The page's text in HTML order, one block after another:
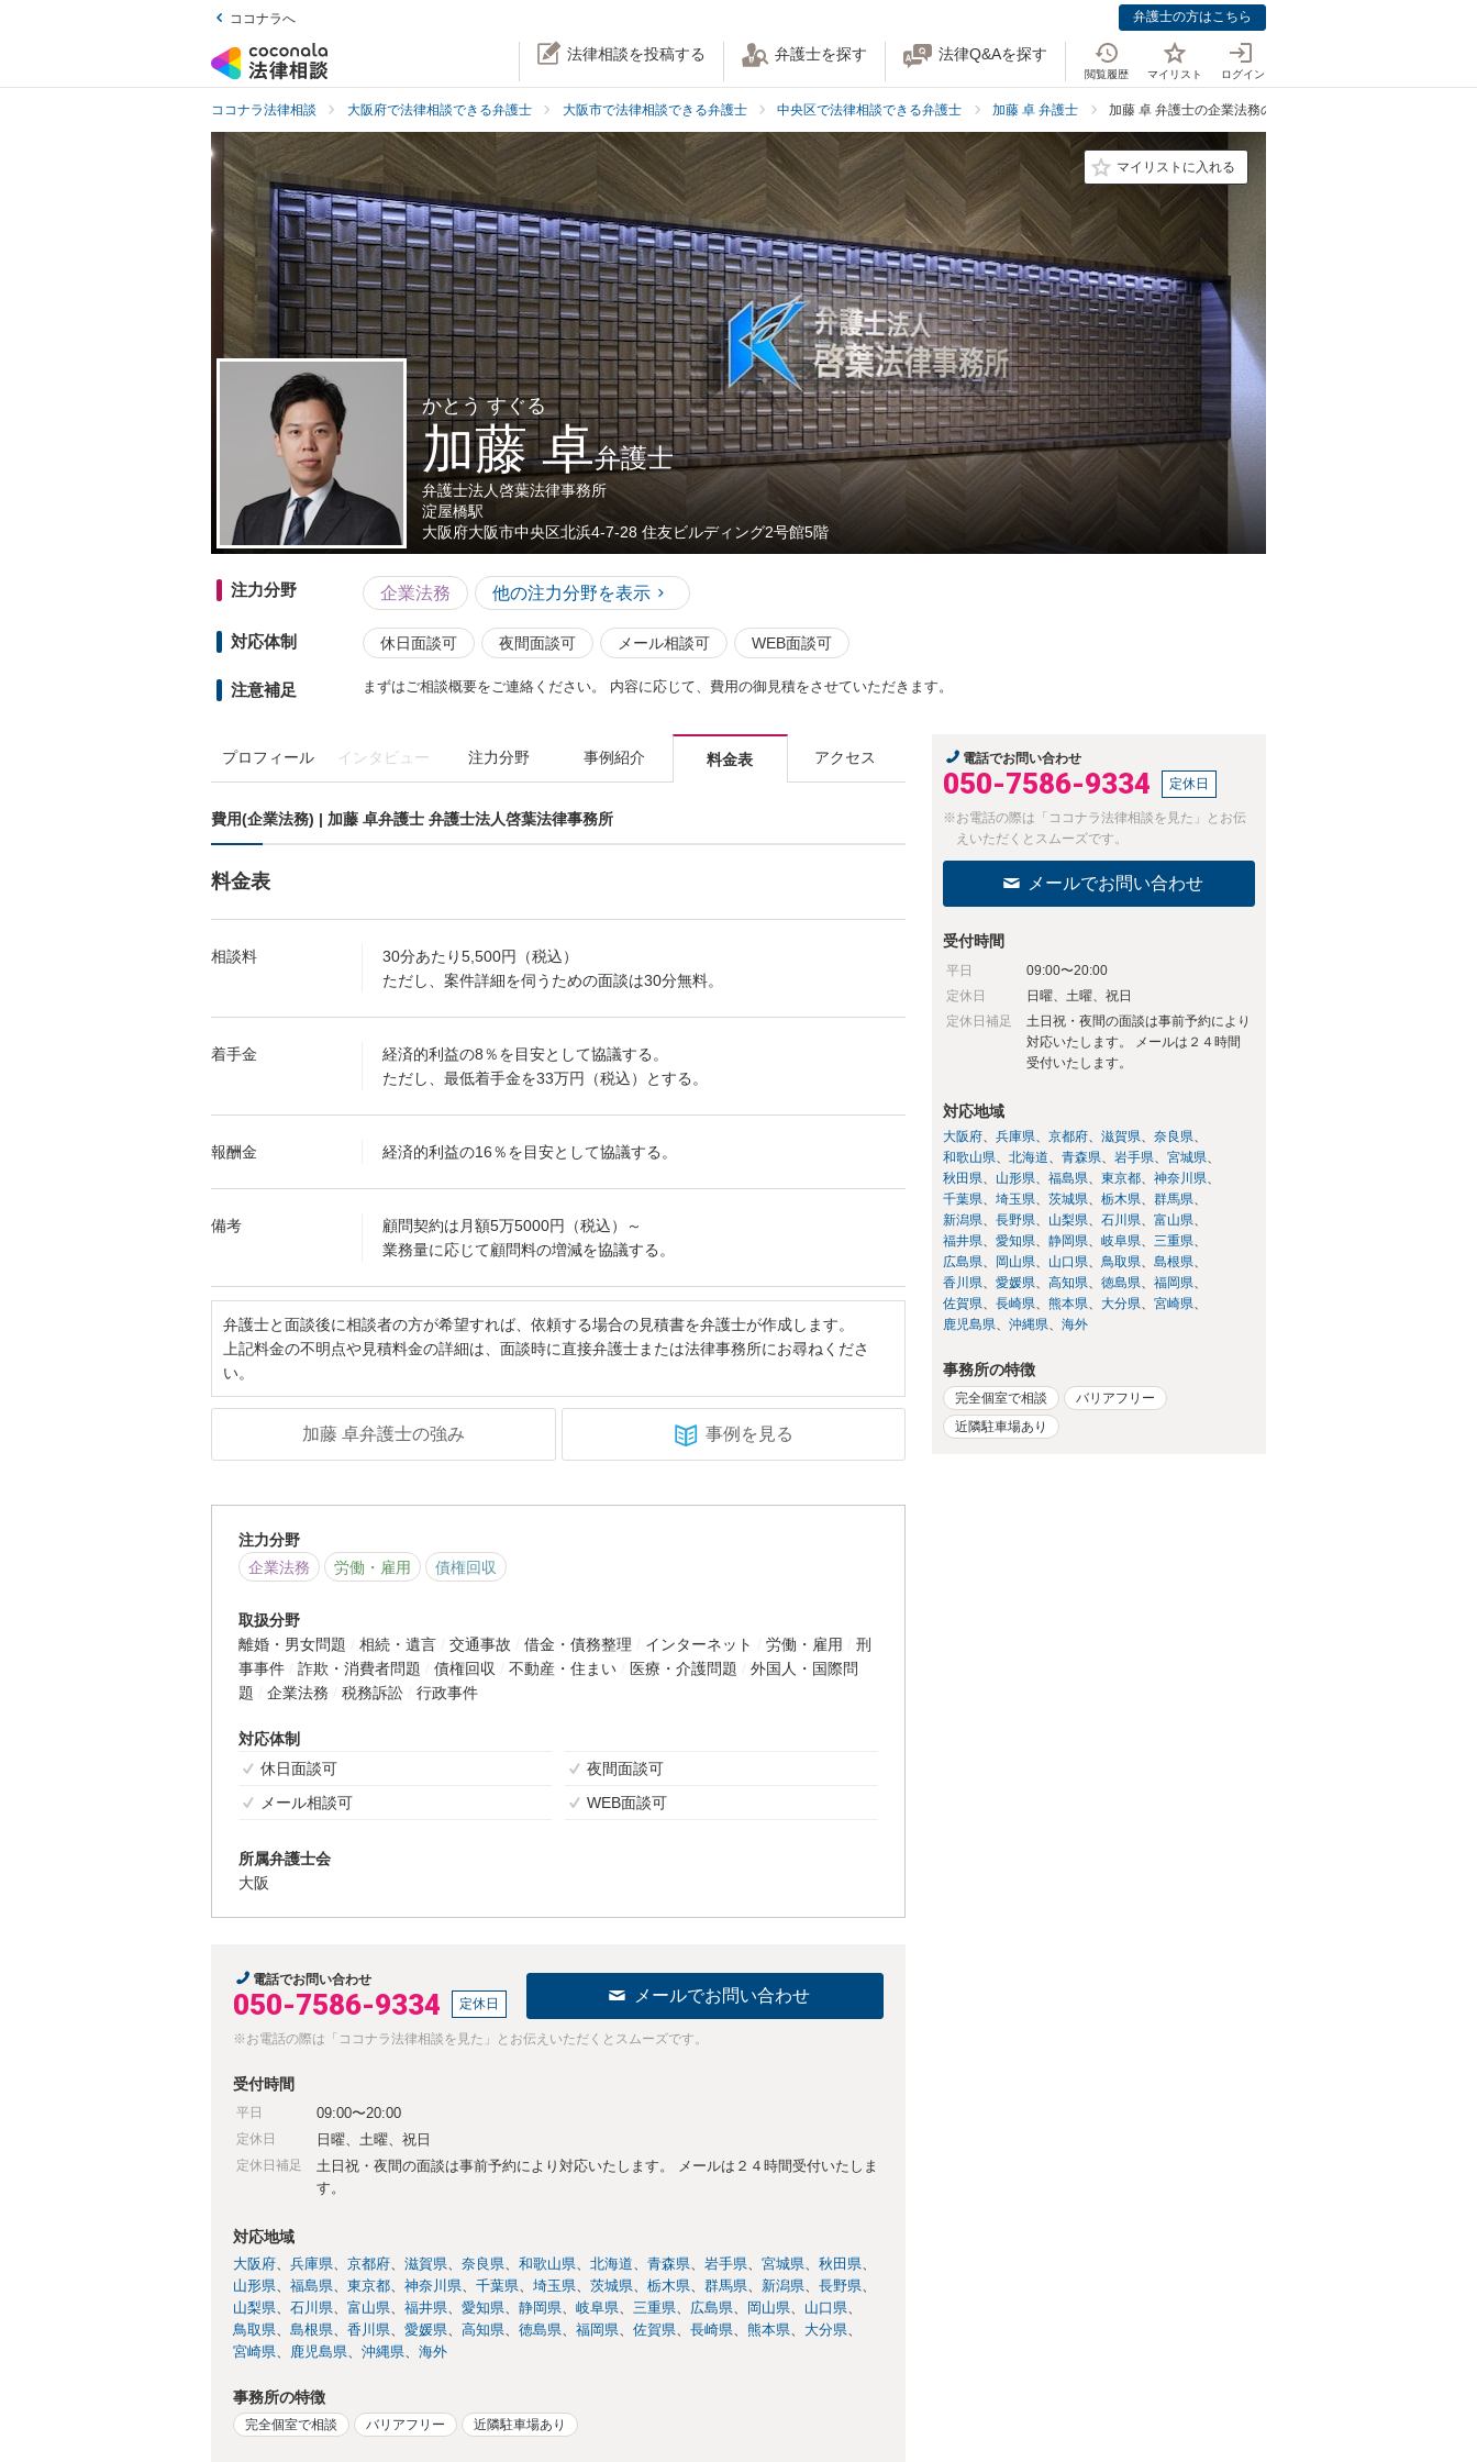
ココナラへ 弁護士の方はこちら
法律相談を投稿する 弁護士を探す 法律Q&Aを探す
閲覧履歴 マイリスト ログイン
ココナラ法律相談 大阪府で法律相談できる弁護士 大阪市で法律相談できる弁護士 中央区で法律相談できる弁護士 加藤 卓 弁護士 加藤 卓 弁護士の企業法務の料金表
マイリストに入れる
かとう すぐる
加藤 卓弁護士
弁護士法人啓葉法律事務所
淀屋橋駅
大阪府大阪市中央区北浜4-7-28 住友ビルディング2号館5階
注力分野 企業法務 他の注力分野を表示
対応体制 休日面談可 夜間面談可 メール相談可 WEB面談可
注意補足 まずはご相談概要をご連絡ください。 内容に応じて、費用の御見積をさせていただきます。
プロフィール インタビュー 注力分野 事例紹介 料金表 アクセス
費用(企業法務) | 加藤 卓弁護士 弁護士法人啓葉法律事務所
料金表
相談料
30分あたり5,500円（税込）
ただし、案件詳細を伺うための面談は30分無料。
着手金
経済的利益の8％を目安として協議する。
ただし、最低着手金を33万円（税込）とする。
報酬金 経済的利益の16％を目安として協議する。
備考
顧問契約は月額5万5000円（税込）～
業務量に応じて顧問料の増減を協議する。
弁護士と面談後に相談者の方が希望すれば、依頼する場合の見積書を弁護士が作成します。
上記料金の不明点や見積料金の詳細は、面談時に直接弁護士または法律事務所にお尋ねくださ
い。
加藤 卓弁護士の強み 事例を見る
注力分野
企業法務
労働・雇用 債権回収
取扱分野
離婚・男女問題
相続・遺言 交通事故 借金・債務整理 インターネット 労働・雇用
刑
事事件
詐欺・消費者問題 債権回収 不動産・住まい 医療・介護問題
外国人・国際問
題
企業法務 税務訴訟 行政事件
対応体制
休日面談可
夜間面談可
メール相談可
WEB面談可
所属弁護士会
大阪
電話でお問い合わせ
050-7586-9334 定休日 メールでお問い合わせ
※お電話の際は「ココナラ法律相談を見た」とお伝えいただくとスムーズです。
受付時間
平日 09:00〜20:00
定休日 日曜、土曜、祝日
定休日補足
土日祝・夜間の面談は事前予約により対応いたします。 メールは２４時間受付いたしま
す。
対応地域
大阪府 兵庫県 京都府 滋賀県 奈良県 和歌山県 北海道 青森県 岩手県 宮城県
秋田県
山形県
福島県 東京都 神奈川県 千葉県 埼玉県 茨城県 栃木県 群馬県 新潟県
長野県
山梨県
石川県 富山県 福井県 愛知県 静岡県 岐阜県 三重県 広島県 岡山県
山口県
鳥取県
島根県 香川県 愛媛県 高知県 徳島県 福岡県 佐賀県 長崎県 熊本県
大分県
宮崎県
鹿児島県 沖縄県 海外
事務所の特徴
完全個室で相談 バリアフリー 近隣駐車場あり
電話でお問い合わせ
050-7586-9334 定休日
※お電話の際は「ココナラ法律相談を見た」とお伝
えいただくとスムーズです。
メールでお問い合わせ
受付時間
平日
09:00〜20:00
定休日
日曜、土曜、祝日
定休日補足
土日祝・夜間の面談は事前予約により
対応いたします。 メールは２４時間
受付いたします。
対応地域
大阪府 兵庫県 京都府 滋賀県
奈良県
和歌山県
北海道 青森県 岩手県
宮城県
秋田県
山形県 福島県 東京都
神奈川県
千葉県
埼玉県 茨城県 栃木県
群馬県
新潟県
長野県 山梨県 石川県
富山県
福井県
愛知県 静岡県 岐阜県
三重県
広島県
岡山県 山口県 鳥取県
島根県
香川県
愛媛県 高知県 徳島県
福岡県
佐賀県
長崎県 熊本県 大分県
宮崎県
鹿児島県
沖縄県 海外
事務所の特徴
完全個室で相談
バリアフリー
近隣駐車場あり